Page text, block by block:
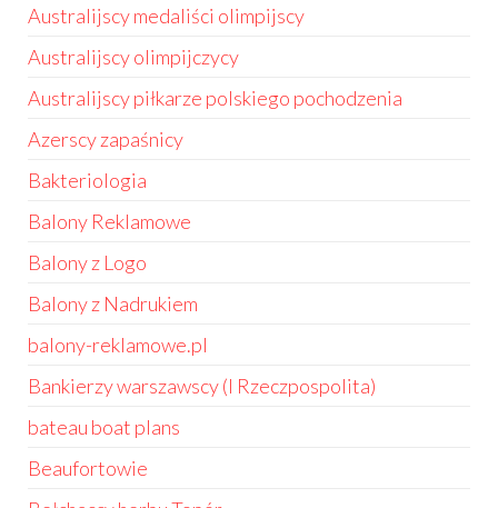
Australijscy medaliści olimpijscy
Australijscy olimpijczycy
Australijscy piłkarze polskiego pochodzenia
Azerscy zapaśnicy
Bakteriologia
Balony Reklamowe
Balony z Logo
Balony z Nadrukiem
balony-reklamowe.pl
Bankierzy warszawscy (I Rzeczpospolita)
bateau boat plans
Beaufortowie